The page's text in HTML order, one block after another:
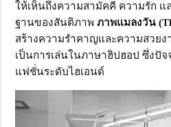
ให้เห็นถึงความสามัคคี ความรัก
ฐานของสันติภาพ ภาพแมลงวัน
สร้างความรำคาญและความสวยง
เป็นการเล่นในภาษาฮิปฮอป ซึ่งปั
แฟชั่นระดับไฮเอนด์